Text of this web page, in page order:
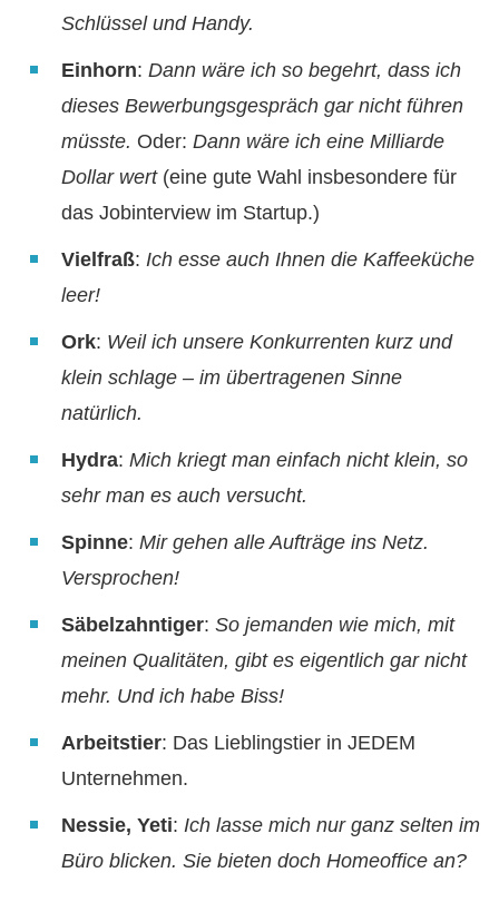
Schlüssel und Handy.
Einhorn: Dann wäre ich so begehrt, dass ich
dieses Bewerbungsgespräch gar nicht führen
müsste. Oder: Dann wäre ich eine Milliarde
Dollar wert(eine gute Wahl insbesondere für
das Jobinterview im Startup.)
Vielfraß: Ich esse auch Ihnen die Kaffeeküche
leer!
Ork: Weil ich unsere Konkurrenten kurz und
klein schlage – im übertragenen Sinne
natürlich.
Hydra: Mich kriegt man einfach nicht klein, so
sehr man es auch versucht.
Spinne: Mir gehen alle Aufträge ins Netz.
Versprochen!
Säbelzahntiger: So jemanden wie mich, mit
meinen Qualitäten, gibt es eigentlich gar nicht
mehr. Und ich habe Biss!
Arbeitstier: Das Lieblingstier in JEDEM
Unternehmen.
Nessie, Yeti: Ich lasse mich nur ganz selten im
Büro blicken. Sie bieten doch Homeoffice an?